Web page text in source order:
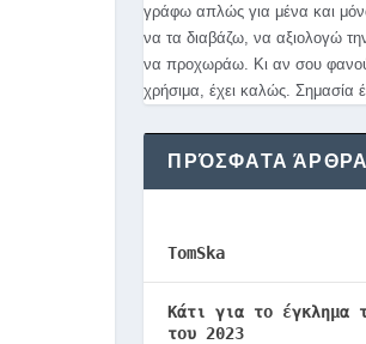
γράφω απλώς για μένα και
να τα διαβάζω, να αξιολογώ
να προχωράω. Κι αν σου
χρήσιμα, έχει καλώς. Σημασία
ΠΡΌΣΦΑΤΑ ΆΡΘΡΑ
TomSka
Κάτι για το έγκλημα
του 2023